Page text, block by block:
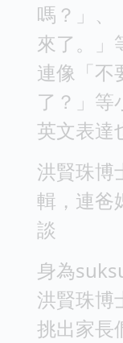
嗎？」、
來了。」
連像「不
了？」等
英文表達
洪賢珠博
輯，連爸
談
身為
洪賢珠博
挑出家長